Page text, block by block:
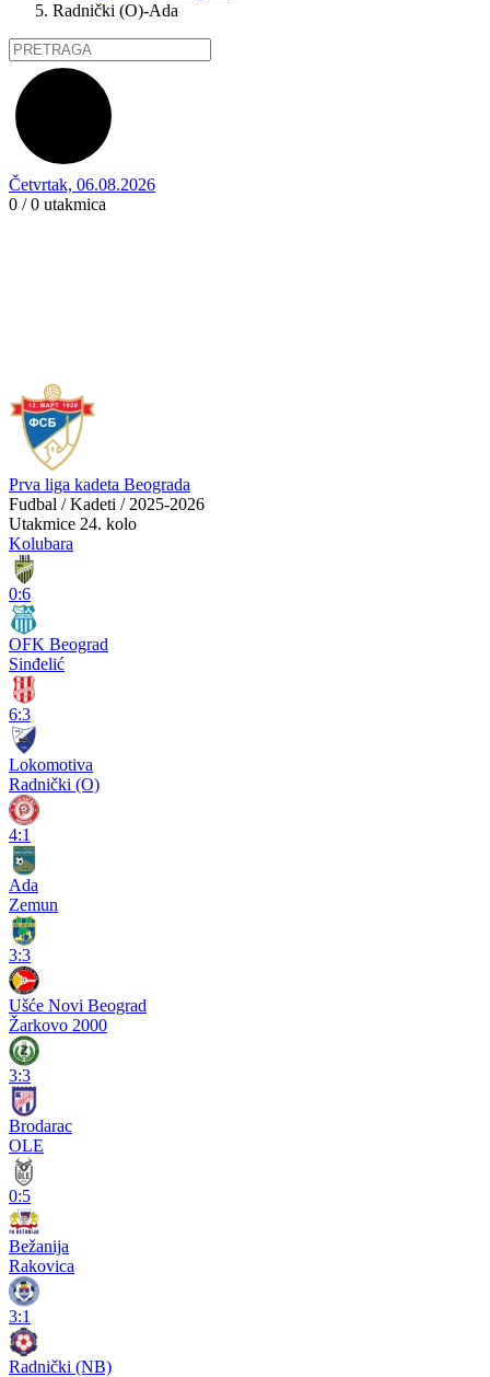
Radnički (O)-Ada
Četvrtak, 06.08.2026
0 / 0 utakmica
Prva liga kadeta Beograda
Fudbal / Kadeti / 2025-2026
Utakmice 24. kolo
Kolubara
0:6
OFK Beograd
Sinđelić
6:3
Lokomotiva
Radnički (O)
4:1
Ada
Zemun
3:3
Ušće Novi Beograd
Žarkovo 2000
3:3
Brodarac
OLE
0:5
Bežanija
Rakovica
3:1
Radnički (NB)